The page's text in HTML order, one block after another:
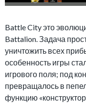
Battle City это
Battalion. Задача
уничтожить всех
особенность игры
игрового поля; под
превращалось в
функцию